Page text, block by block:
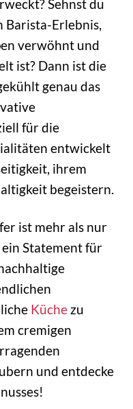
Sehnst du
Barista-Erlebnis,
verwöhnt und
ist? Dann ist die
genau das
für die
entwickelt
ihrem
begeistern.
ist mehr als nur
Statement für
Küche zu
cremigen
und entdecke